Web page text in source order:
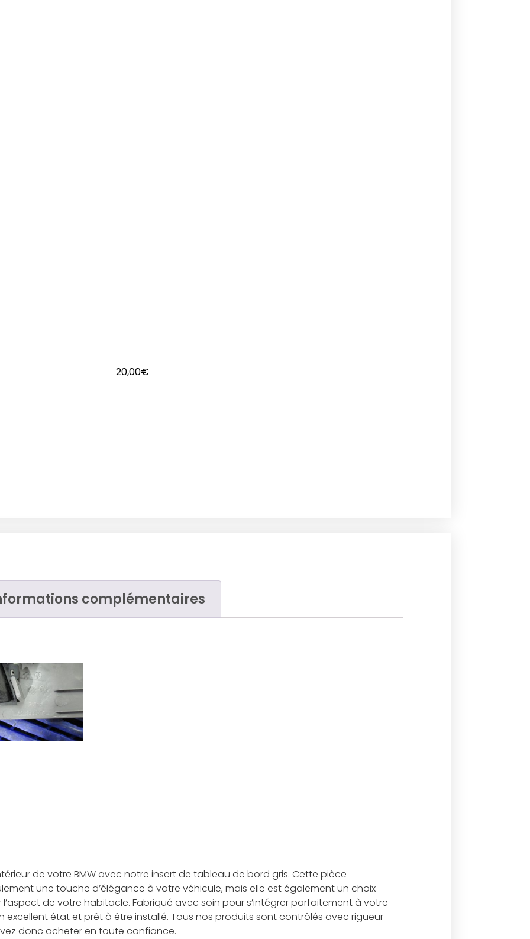
20,00€
complémentaires
de votre BMW avec notre insert de tableau de bord gris. Cette pièce
une touche d’élégance à votre véhicule, mais elle est également un choix
de votre habitacle. Fabriqué avec soin pour s’intégrer parfaitement à votre
excellent état et prêt à être installé. Tous nos produits sont contrôlés avec rigueur
donc acheter en toute confiance.